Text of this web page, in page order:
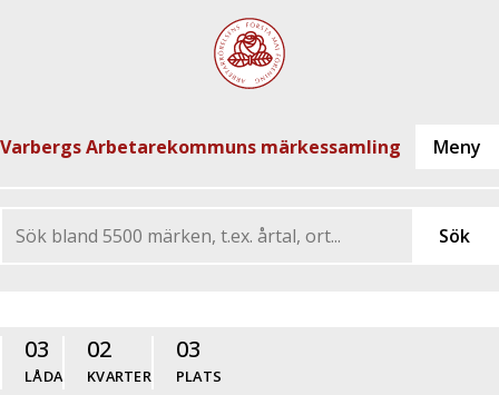
Varbergs Arbetarekommuns märkessamling
03
LÅDA
02
KVARTER
03
PLATS